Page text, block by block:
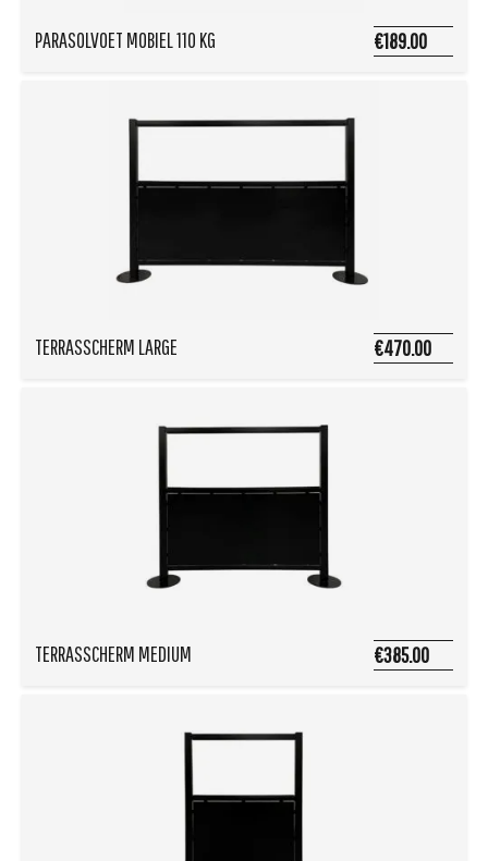
PARASOLVOET MOBIEL 110 KG €189.00
TERRASSCHERM LARGE €470.00
TERRASSCHERM MEDIUM €385.00